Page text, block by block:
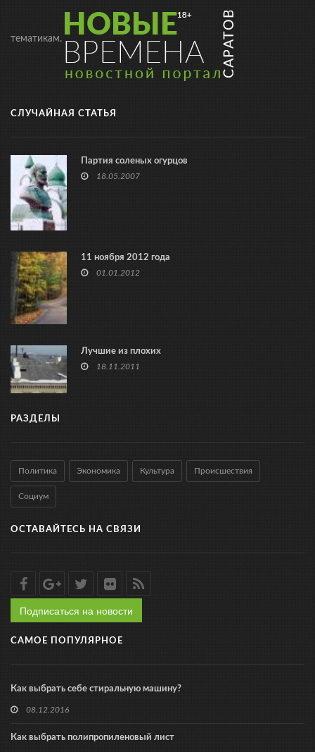
тематикам.
СЛУЧАЙНАЯ СТАТЬЯ
Партия соленых огурцов
18.05.2007
11 ноября 2012 года
01.01.2012
Лучшие из плохих
18.11.2011
РАЗДЕЛЫ
Политика Экономика Культура Происшествия
Социум
ОСТАВАЙТЕСЬ НА СВЯЗИ
Подписаться на новости
САМОЕ ПОПУЛЯРНОЕ
Как выбрать себе стиральную машину?
08.12.2016
Как выбрать полипропиленовый лист